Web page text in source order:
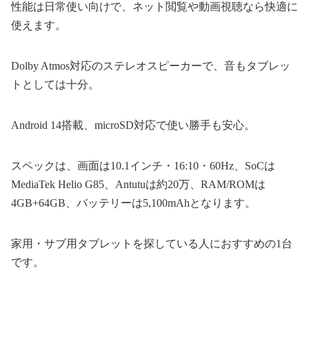
性能は日常使い向けで、ネット閲覧や動画視聴なら快適に
使えます。
Dolby Atmos対応のステレオスピーカーで、音もタブレッ
トとしては十分。
Android 14搭載、microSD対応で使い勝手も安心。
スペックは、画面は10.1インチ・16:10・60Hz、SoCは
MediaTek Helio G85、Antutuは約20万、RAM/ROMは
4GB+64GB、バッテリーは5,100mAhとなります。
家用・サブ用タブレットを探している人におすすめの1台
です。